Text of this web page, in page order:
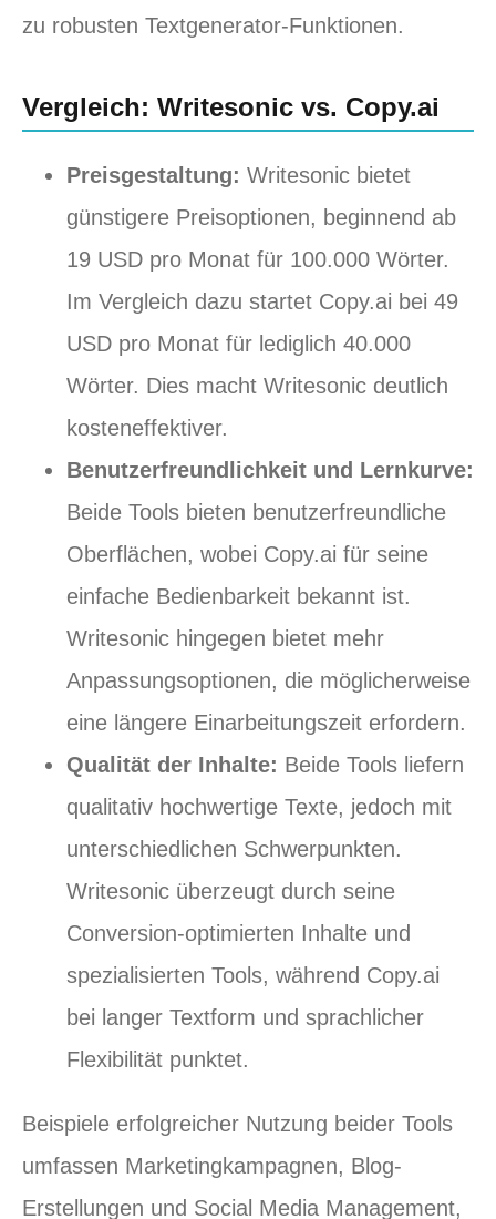
zu robusten Textgenerator-Funktionen.
Vergleich: Writesonic vs. Copy.ai
Preisgestaltung: Writesonic bietet
günstigere Preisoptionen, beginnend ab
19 USD pro Monat für 100.000 Wörter.
Im Vergleich dazu startet Copy.ai bei 49
USD pro Monat für lediglich 40.000
Wörter. Dies macht Writesonic deutlich
kosteneffektiver.
Benutzerfreundlichkeit und Lernkurve:
Beide Tools bieten benutzerfreundliche
Oberflächen, wobei Copy.ai für seine
einfache Bedienbarkeit bekannt ist.
Writesonic hingegen bietet mehr
Anpassungsoptionen, die möglicherweise
eine längere Einarbeitungszeit erfordern.
Qualität der Inhalte: Beide Tools liefern
qualitativ hochwertige Texte, jedoch mit
unterschiedlichen Schwerpunkten.
Writesonic überzeugt durch seine
Conversion-optimierten Inhalte und
spezialisierten Tools, während Copy.ai
bei langer Textform und sprachlicher
Flexibilität punktet.
Beispiele erfolgreicher Nutzung beider Tools
umfassen Marketingkampagnen, Blog-
Erstellungen und Social Media Management,